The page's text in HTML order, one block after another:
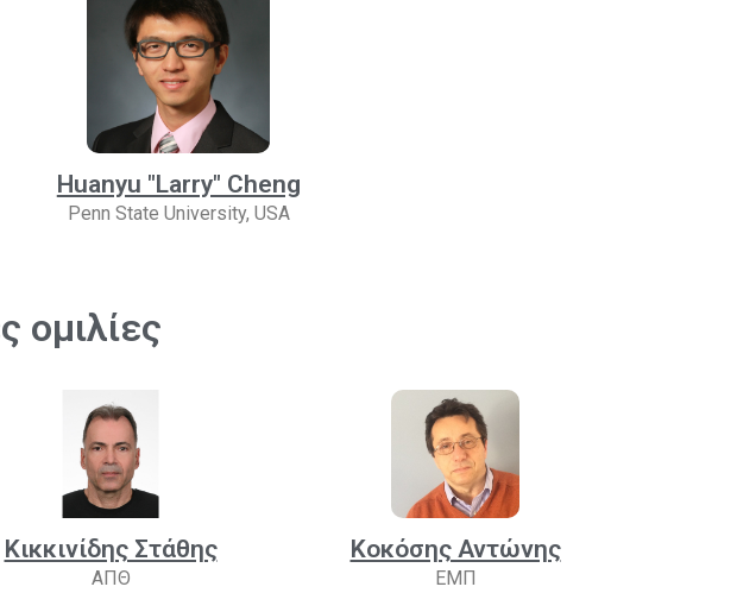
Huanyu "Larry" Cheng
Penn State University, USA
ομιλίες
Κικκινίδης Στάθης
ΑΠΘ
Κοκόσης Αντώνης
ΕΜΠ